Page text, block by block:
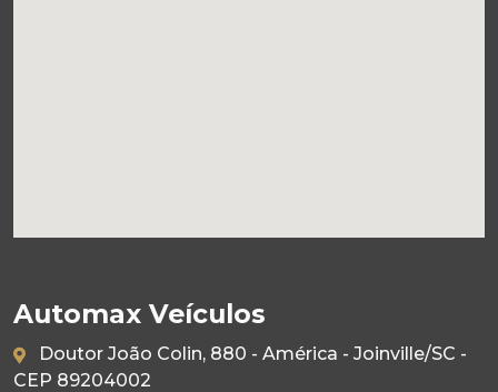
Automax Veículos
Doutor João Colin, 880 - América - Joinville/SC -
CEP 89204002